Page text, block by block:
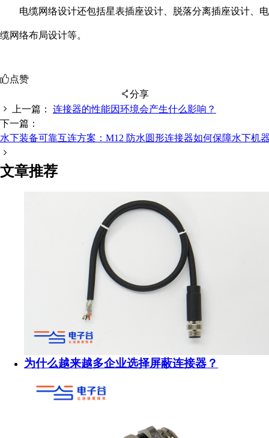
电缆网络设计还包括星表插座设计、脱落分离插座设计、电
缆网络布局设计等。
点赞
分享
上一篇： 连接器的性能因环境会产生什么影响？
下一篇：
水下装备可靠互连方案：M12 防水圆形连接器如何保障水下机
文章推荐
为什么越来越多企业选择屏蔽连接器？